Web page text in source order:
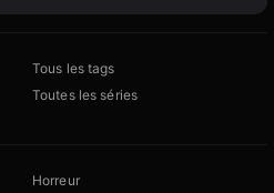
Tous les tags
Toutes les séries
Horreur